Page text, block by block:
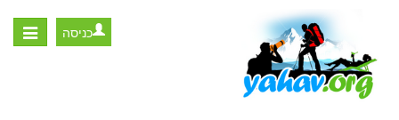
Toggle
כניסה